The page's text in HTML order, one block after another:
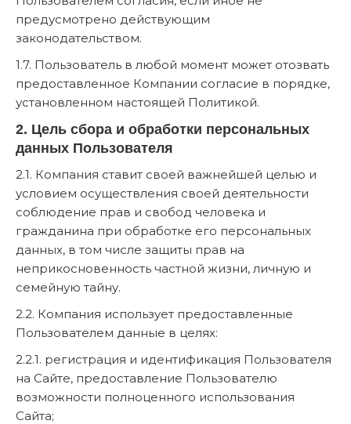
предусмотрено действующим
законодательством.
1.7. Пользователь в любой момент может отозвать
предоставленное Компании согласие в порядке,
установленном настоящей Политикой.
2. Цель сбора и обработки персональных
данных Пользователя
2.1. Компания ставит своей важнейшей целью и
условием осуществления своей деятельности
соблюдение прав и свобод человека и
гражданина при обработке его персональных
данных, в том числе защиты прав на
неприкосновенность частной жизни, личную и
семейную тайну.
2.2. Компания использует предоставленные
Пользователем данные в целях:
2.2.1. регистрация и идентификация Пользователя
на Сайте, предоставление Пользователю
возможности полноценного использования
Сайта;